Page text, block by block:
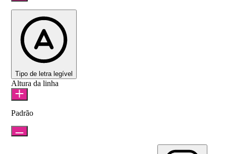
Tipo de letra legível
Altura da linha
Padrão